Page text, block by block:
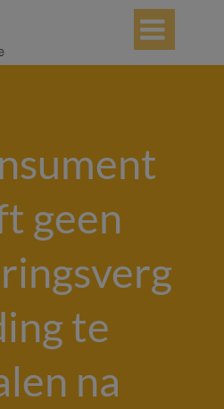

geen
te
na